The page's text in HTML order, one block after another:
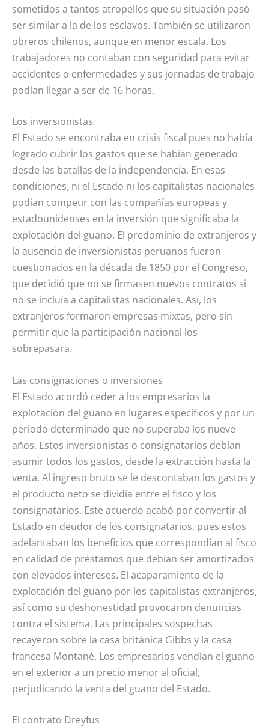
sometidos a tantos atropellos que su situación pasó
ser similar a la de los esclavos. También se utilizaron
obreros chilenos, aunque en menor escala. Los
trabajadores no contaban con seguridad para evitar
accidentes o enfermedades y sus jornadas de trabajo
podían llegar a ser de 16 horas.
Los inversionistas
El Estado se encontraba en crisis fiscal pues no había
logrado cubrir los gastos que se habían generado
desde las batallas de la independencia. En esas
condiciones, ni el Estado ni los capitalistas nacionales
podían competir con las compañías europeas y
estadounidenses en la inversión que significaba la
explotación del guano. El predominio de extranjeros y
la ausencia de inversionistas peruanos fueron
cuestionados en la década de 1850 por el Congreso,
que decidió que no se firmasen nuevos contratos si
no se incluía a capitalistas nacionales. Así, los
extranjeros formaron empresas mixtas, pero sin
permitir que la participación nacional los
sobrepasara.
Las consignaciones o inversiones
El Estado acordó ceder a los empresarios la
explotación del guano en lugares específicos y por un
periodo determinado que no superaba los nueve
años. Estos inversionistas o consignatarios debían
asumir todos los gastos, desde la extracción hasta la
venta. Al ingreso bruto se le descontaban los gastos y
el producto neto se dividía entre el fisco y los
consignatarios. Este acuerdo acabó por convertir al
Estado en deudor de los consignatarios, pues estos
adelantaban los beneficios que correspondían al fisco
en calidad de préstamos que debían ser amortizados
con elevados intereses. El acaparamiento de la
explotación del guano por los capitalistas extranjeros,
así como su deshonestidad provocaron denuncias
contra el sistema. Las principales sospechas
recayeron sobre la casa británica Gibbs y la casa
francesa Montané. Los empresarios vendían el guano
en el exterior a un precio menor al oficial,
perjudicando la venta del guano del Estado.
El contrato Dreyfus